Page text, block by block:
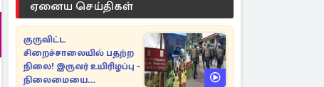
ஏனைய செய்திகள்
குருவிட்ட
சிறைச்சாலையில் பதற்ற
நிலை! இருவர் உயிரிழப்பு -
நிலைமையை